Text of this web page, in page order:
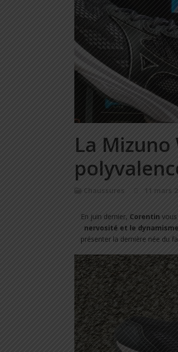
La
Chaussures 11 mars
En juin dernier, Corentin
nervosité et le dynamisme
présenter la dernière née du